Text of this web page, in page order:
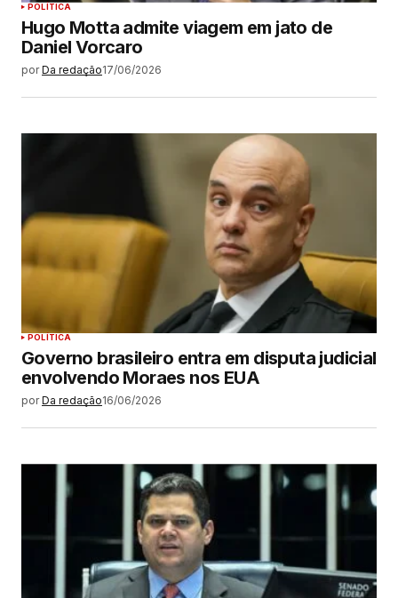
POLÍTICA
Hugo Motta admite viagem em jato de
Daniel Vorcaro
por Da redação17/06/2026
POLÍTICA
Governo brasileiro entra em disputa judicial
envolvendo Moraes nos EUA
por Da redação16/06/2026